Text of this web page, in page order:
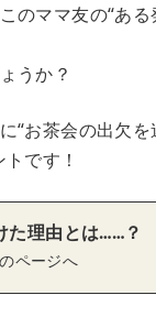
のママ友の“ある
うか？
“お茶会の出欠
です！
た理由とは……？
ページへ